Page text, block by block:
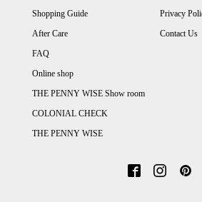
Shopping Guide
After Care
FAQ
Online shop
THE PENNY WISE Show room
COLONIAL CHECK
THE PENNY WISE
Privacy
Contact Us